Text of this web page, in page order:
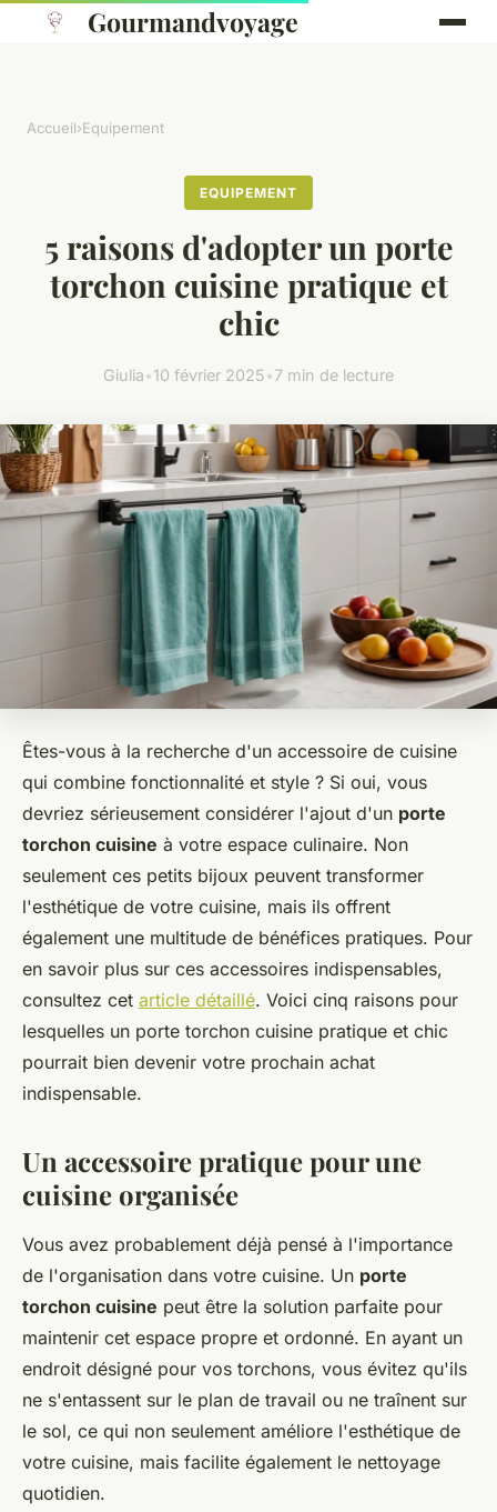
Gourmandvoyage
Accueil›Equipement
EQUIPEMENT
5 raisons d'adopter un porte
torchon cuisine pratique et
chic
Giulia•10 février 2025•7 min de lecture
Êtes-vous à la recherche d'un accessoire de cuisine
qui combine fonctionnalité et style ? Si oui, vous
devriez sérieusement considérer l'ajout d'un porte
torchon cuisine à votre espace culinaire. Non
seulement ces petits bijoux peuvent transformer
l'esthétique de votre cuisine, mais ils offrent
également une multitude de bénéfices pratiques. Pour
en savoir plus sur ces accessoires indispensables,
consultez cet article détaillé. Voici cinq raisons pour
lesquelles un porte torchon cuisine pratique et chic
pourrait bien devenir votre prochain achat
indispensable.
Un accessoire pratique pour une
cuisine organisée
Vous avez probablement déjà pensé à l'importance
de l'organisation dans votre cuisine. Un porte
torchon cuisine peut être la solution parfaite pour
maintenir cet espace propre et ordonné. En ayant un
endroit désigné pour vos torchons, vous évitez qu'ils
ne s'entassent sur le plan de travail ou ne traînent sur
le sol, ce qui non seulement améliore l'esthétique de
votre cuisine, mais facilite également le nettoyage
quotidien.